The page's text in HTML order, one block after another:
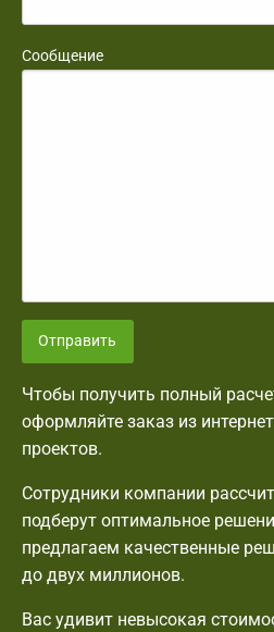
Сообщение
Отправить
Чтобы получить полный
оформляйте заказ из
проектов.
Сотрудники компании
подберут оптимальное
предлагаем качественные
до двух миллионов.
Вас удивит невысокая